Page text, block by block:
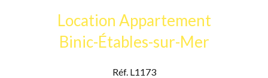
Location Appartement
Binic-Étables-sur-Mer
Réf. L1173